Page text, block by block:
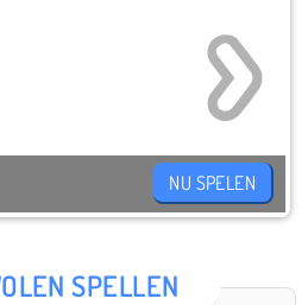
SPELLEN
NU SPELEN